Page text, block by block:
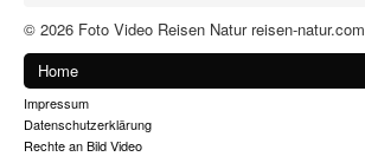
© 2026 Foto Video Reisen Natur reisen-natur.com
Home
Impressum
Datenschutzerklärung
Rechte an Bild Video